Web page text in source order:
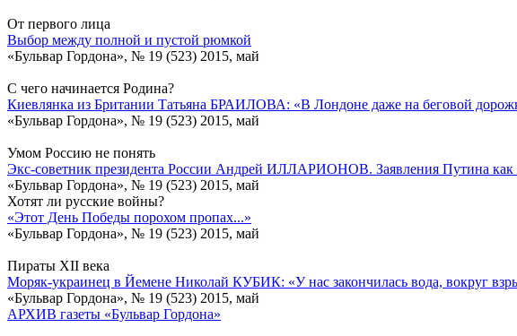
От первого лица
Выбор между полной и пустой рюмкой
«Бульвар Гордона», № 19 (523) 2015, май
C чего начинается Родина?
Киевлянка из Британии Татьяна БРАИЛОВА: «В Лондоне даже на беговой
«Бульвар Гордона», № 19 (523) 2015, май
Умом Россию не понять
Экс-советник президента России Андрей ИЛЛАРИОНОВ. Заявления Путина как
«Бульвар Гордона», № 19 (523) 2015, май
Хотят ли русские войны?
«Этот День Победы порохом пропах...»
«Бульвар Гордона», № 19 (523) 2015, май
Пираты XII века
Моряк-украинец в Йемене Николай КУБИК: «У нас закончилась вода, вокруг
«Бульвар Гордона», № 19 (523) 2015, май
АРХИВ газеты «Бульвар Гордона»